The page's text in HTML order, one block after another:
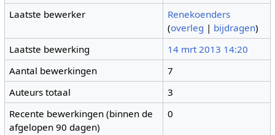
Laatste bewerker
Renekoenders
(overleg | bijdragen)
Laatste bewerking
14 mrt 2013 14:20
Aantal bewerkingen
7
Auteurs totaal
3
Recente bewerkingen (binnen de
afgelopen 90 dagen)
0